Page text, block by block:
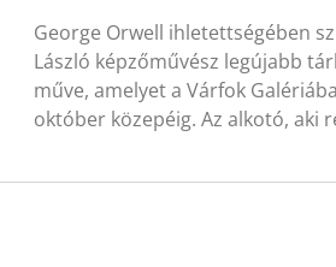
George Orwell ihletettségében
László képzőművész legújabb
műve, amelyet a Várfok
október közepéig. Az alkotó, aki